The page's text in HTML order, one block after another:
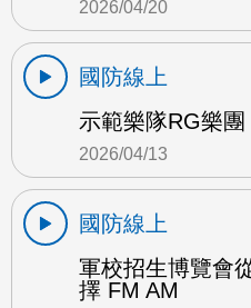
2026/04/20
國防線上
示範樂隊RG樂團
2026/04/13
國防線上
軍校招生博覽會
擇 FM AM